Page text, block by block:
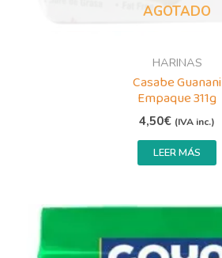
AGOTADO
HARINAS
Casabe Guanani
Empaque 311g
4,50€ (IVA inc.)
LEER MÁS